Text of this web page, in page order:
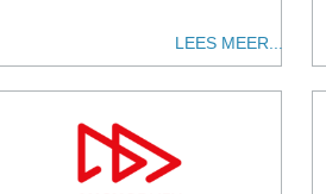
LEES MEER...